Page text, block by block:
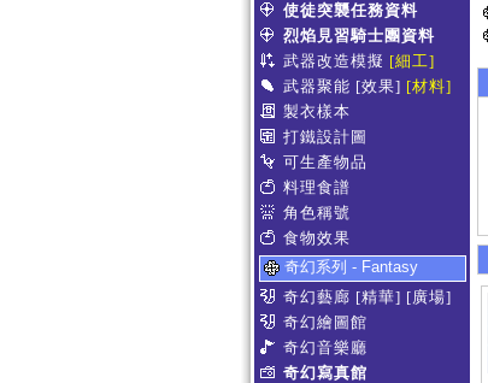
使徒突襲任務資料
烈焰見習騎士團資料
武器改造模擬 [細工]
武器聚能 [效果] [材料]
製衣樣本
打鐵設計圖
可生產物品
料理食譜
角色稱號
食物效果
奇幻系列 - Fantasy
奇幻藝廊 [精華] [廣場]
奇幻繪圖館
奇幻音樂廳
奇幻寫真館